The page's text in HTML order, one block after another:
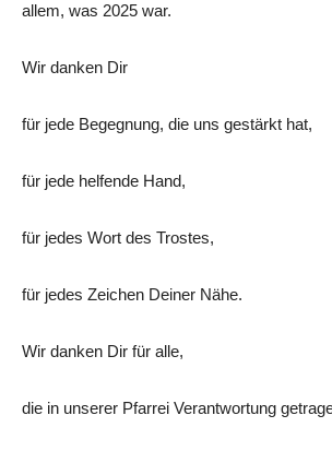
allem, was 2025 war.
Wir danken Dir
für jede Begegnung, die uns gestärkt hat,
für jede helfende Hand,
für jedes Wort des Trostes,
für jedes Zeichen Deiner Nähe.
Wir danken Dir für alle,
die in unserer Pfarrei Verantwortung